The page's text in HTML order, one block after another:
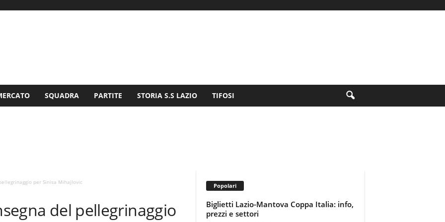
SQUADRA PARTITE STORIA S.S LAZIO TIFOSI
per Sinisa Mihajlovic
del pellegrinaggio
Popolari
Biglietti Lazio-Mantova Coppa Italia: info,
prezzi e settori